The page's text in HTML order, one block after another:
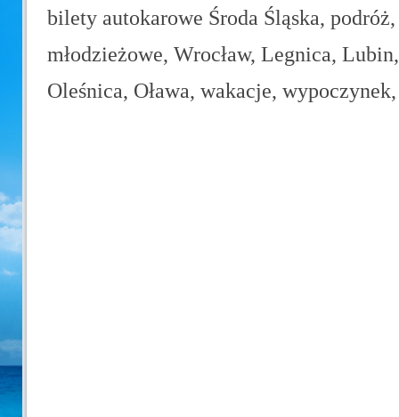
bilety autokarowe Środa Śląska,
młodzieżowe, Wrocław, Legnica,
Oleśnica, Oława, wakacje,